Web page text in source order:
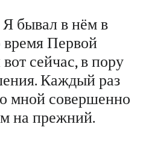
Я бывал в нём в
время Первой
сейчас, в пору
Каждый раз
мной совершенно
на прежний.